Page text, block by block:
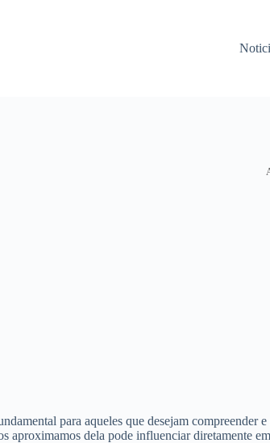
para aqueles que desejam
aproximamos dela pode influenciar diretamente